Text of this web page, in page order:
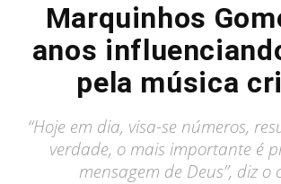
Marquinhos
anos
pela música
“Hoje em dia, visa-se números,
verdade, o mais importante é
mensagem de Deus”, diz o